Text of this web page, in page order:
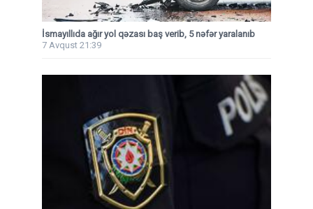
İsmayıllıda ağır yol qəzası baş verib, 5 nəfər yaralanıb
7 Avqust 21:39